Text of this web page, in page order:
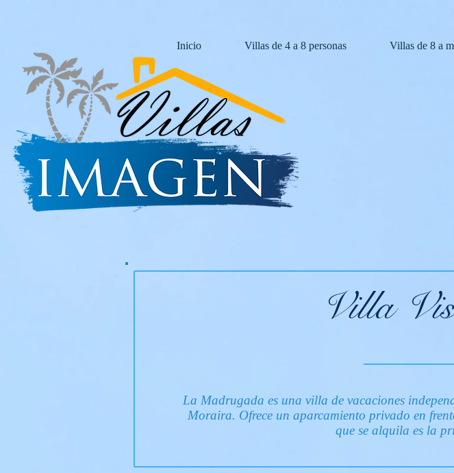
Inicio Villas de 4 a 8 personas Villas de 8 a
Villa
La Madrugada es una villa de vacaciones
Moraira. Ofrece un aparcamiento privado en
que se alquila es la